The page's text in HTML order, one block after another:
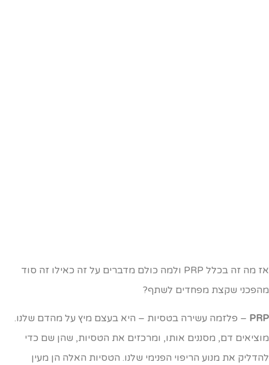
אז מה זה בכלל PRP ולמה כולם מדברים על זה כאילו זה סוד
שקצת מפחדים לשתף?
– פלזמה עשירה בטסיות – היא בעצם מיץ על מהדם שלנו.
דם, מסננים אותו, ומרכזים את הטסיות, שהן שם כדי
את מנוע הריפוי הפנימי שלנו. הטסיות האלה הן מעין